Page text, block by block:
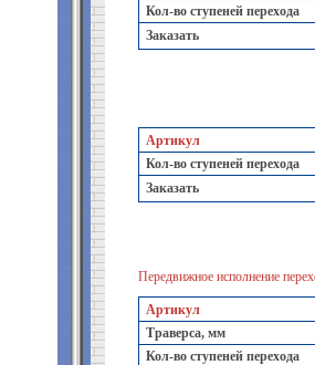
Кол-во ступеней перехода
Заказать
Артикул
Кол-во ступеней перехода
Заказать
Передвижное исполнение
Артикул
Траверса, мм
Кол-во ступеней перехода